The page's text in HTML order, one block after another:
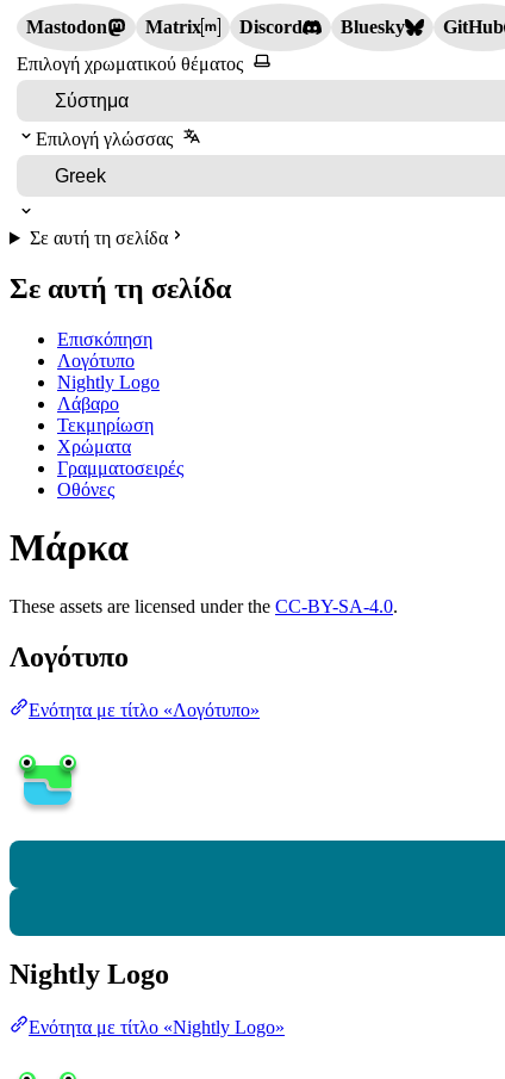
Mastodon Matrix Discord Bluesky
GitHub
Επιλογή χρωματικού θέματος
Επιλογή γλώσσας
Σε αυτή τη σελίδα
Σε αυτή τη σελίδα
Επισκόπηση
Λογότυπο
Nightly Logo
Λάβαρο
Τεκμηρίωση
Χρώματα
Γραμματοσειρές
Οθόνες
Μάρκα
These assets are licensed under the CC-BY-SA-4.0.
Λογότυπο
Ενότητα με τίτλο «Λογότυπο»
Nightly Logo
Ενότητα με τίτλο «Nightly Logo»